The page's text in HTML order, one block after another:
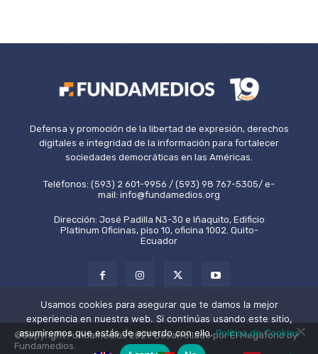
Defensa y promoción de la libertad de expresión, derechos
digitales e integridad de la información para fortalecer
sociedades democráticas en las Américas.
Teléfonos: (593) 2 601-9956 / (593) 98 767-5305/ e-
mail: info@fundamedios.org
Dirección: José Padilla N3-30 e Iñaquito, Edificio
Platinum Oficinas, piso 10, oficina 1002. Quito-
Ecuador
©Copyright Fundamedios 2021. Desarrollado por El Megáfono by
Fundamedios.
Usamos cookies para asegurar que te damos la mejor
experiencia en nuestra web. Si continúas usando este sitio,
asumiremos que estás de acuerdo con ello.Política de Cookies